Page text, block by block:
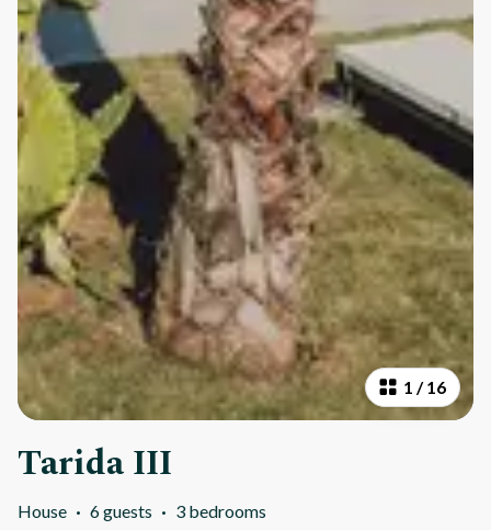
1 /16
Tarida III
House · 6 guests · 3 bedrooms